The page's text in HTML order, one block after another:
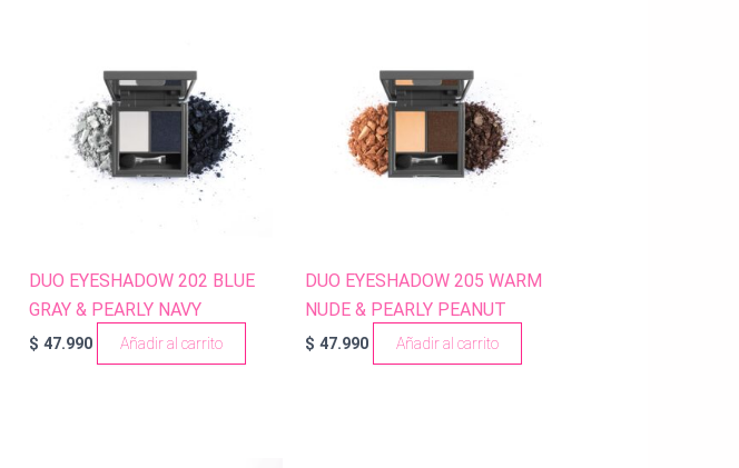
DUO EYESHADOW 202 BLUE
GRAY & PEARLY NAVY
$ 47.990 Añadir al carrito
DUO EYESHADOW 205 WARM
NUDE & PEARLY PEANUT
$ 47.990 Añadir al carrito